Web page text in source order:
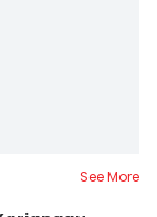
See More